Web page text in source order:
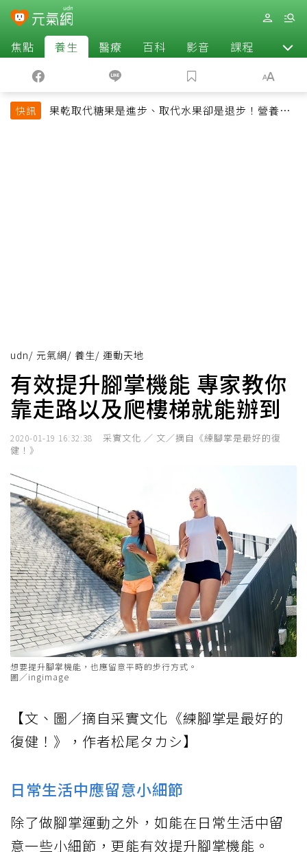
焦點 養生 醫療 百科 影音 課程 退休
快訊
果乾取代糖果是進步、取代水果卻是退步！營養師
udn/ 元氣網/ 養生/ 運動天地
有效提升腳掌機能 專家教你
靠走路以及爬樓梯就能辦到
2020-01-19 16:32:38
采實文化 ／ 文／摘自《練腳掌是最好的復
健！》
想要提升腳掌機能，也應留意平時的步行方式。
圖／ingimage
【文、圖／摘自采實文化《練腳掌是最好的
復健！》，作者松尾タカシ】
日常生活中應留意小細節
除了做腳掌運動之外，如能在日常生活中留
意一些小細節，更能有效提升腳掌機能。